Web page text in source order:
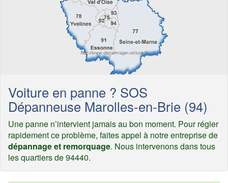
Voiture en panne ? SOS
Dépanneuse Marolles-en-Brie (94)
Une panne n’intervient jamais au bon moment. Pour régler
rapidement ce problème, faites appel à notre entreprise de
dépannage et remorquage. Nous intervenons dans tous
les quartiers de 94440.